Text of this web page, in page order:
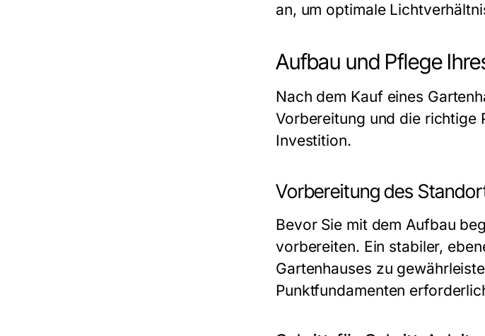
an, um optimale
Aufbau und Pflege
Nach dem Kauf eines
Vorbereitung und die richtige
Investition.
Vorbereitung des
Bevor Sie mit dem Aufbau
vorbereiten. Ein stabiler,
Gartenhauses zu
Punktfundamenten